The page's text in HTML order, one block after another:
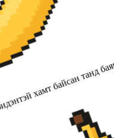
хамт байсан